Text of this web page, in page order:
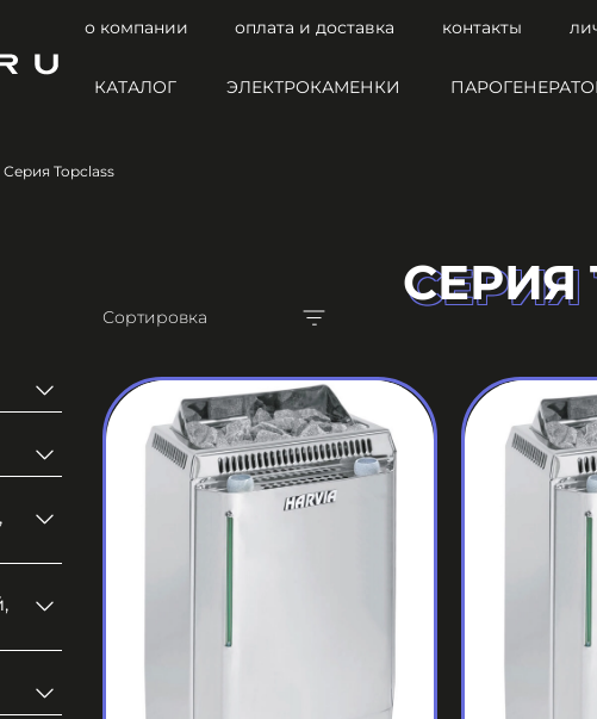
о компании оплата и доставка контакты
КАТАЛОГ ЭЛЕКТРОКАМЕНКИ
Серия Topclass
СЕРИЯ
СЕРИЯ